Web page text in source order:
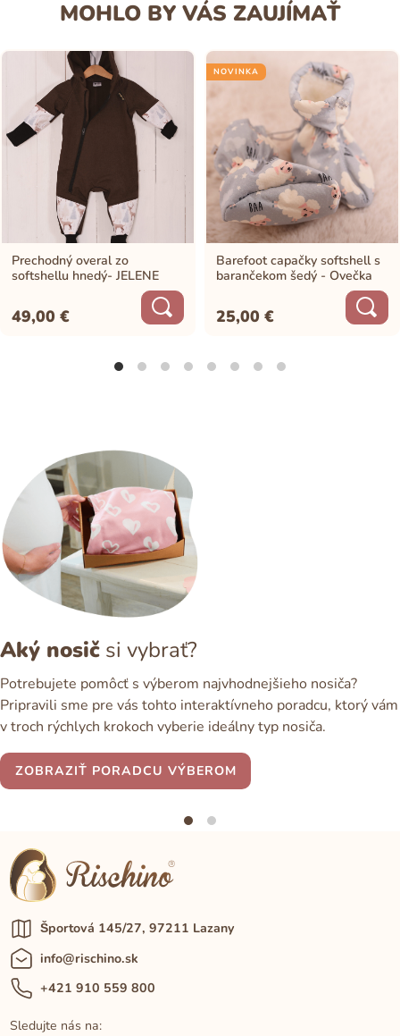
MOHLO BY VÁS ZAUJÍMAŤ
Prechodný overal zo
softshellu hnedý- JELENE
49,00€
NOVINKA
Barefoot capačky softshell s
barančekom šedý - Ovečka
25,00€
Aký nosič si vybrať?
Potrebujete pomôcť s výberom najvhodnejšieho nosiča?
Pripravili sme pre vás tohto interaktívneho poradcu, ktorý vám
v troch rýchlych krokoch vyberie ideálny typ nosiča.
ZOBRAZIŤ PORADCU VÝBEROM
Športová 145/27, 97211 Lazany
info@rischino.sk
+421 910 559 800
Sledujte nás na: